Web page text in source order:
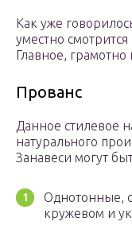
Как уже
уместно
Главное, грамотно
Прованс
Данное стилевое
натурального
Занавеси могут
Однотонные,
кружевом и